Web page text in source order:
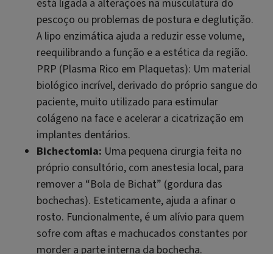
está ligada a alterações na musculatura do
pescoço ou problemas de postura e deglutição.
A lipo enzimática ajuda a reduzir esse volume,
reequilibrando a função e a estética da região.
PRP (Plasma Rico em Plaquetas): Um material
biológico incrível, derivado do próprio sangue do
paciente, muito utilizado para estimular
colágeno na face e acelerar a cicatrização em
implantes dentários.
Bichectomia: Uma pequena cirurgia feita no
próprio consultório, com anestesia local, para
remover a “Bola de Bichat” (gordura das
bochechas). Esteticamente, ajuda a afinar o
rosto. Funcionalmente, é um alívio para quem
sofre com aftas e machucados constantes por
morder a parte interna da bochecha.